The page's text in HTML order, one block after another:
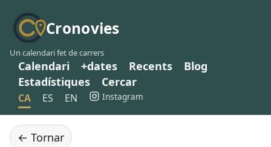
Cronovies
Un calendari fet de carrers
Calendari +dates Recents
Blog
Estadístiques
Cercar
CA ES EN Instagram
← Tornar